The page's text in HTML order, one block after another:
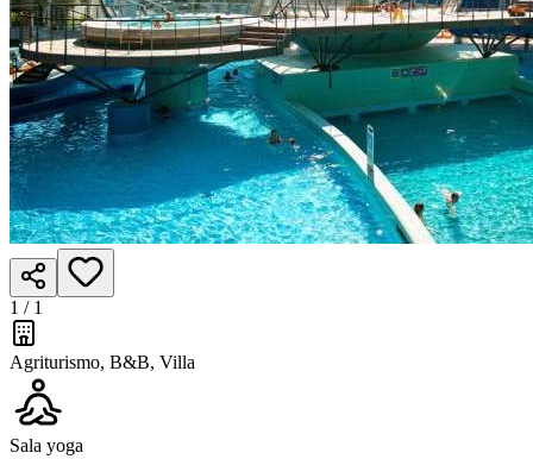
1 / 1
Agriturismo, B&B, Villa
Sala yoga